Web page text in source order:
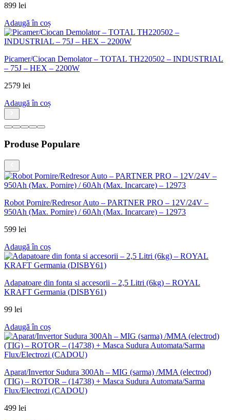
899 lei
Adaugă în coș
Picamer/Ciocan Demolator – TOTAL TH220502 – INDUSTRIAL
– 75J – HEX – 2200W
2579 lei
Adaugă în coș
Produse Populare
Robot Pornire/Redresor Auto – PARTNER PRO – 12V/24V –
950Ah (Max. Pornire) / 60Ah (Max. Incarcare) – 12973
599 lei
Adaugă în coș
Adapatoare din fonta si accesorii – 2,5 Litri (6kg) – ROYAL
KRAFT Germania (DISBY61)
99 lei
Adaugă în coș
Aparat/Invertor Sudura 300Ah – MIG (sarma) /MMA (electrod)
(TIG) – ROTOR – (14738) + Masca Sudura Automata/Sarma
Flux/Electrozi (CADOU)
499 lei